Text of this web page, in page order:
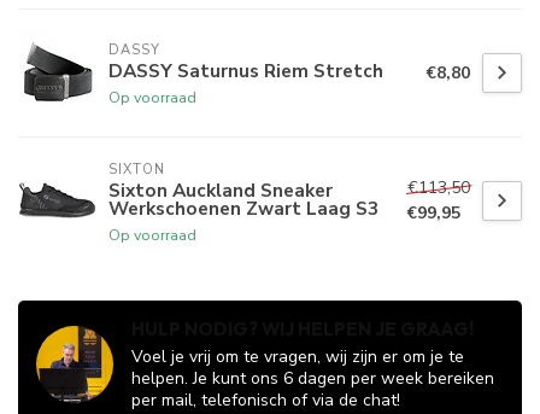
DASSY
DASSY Saturnus Riem Stretch
Op voorraad
€8,80
SIXTON
Sixton Auckland Sneaker
Werkschoenen Zwart Laag S3
Op voorraad
€113,50
€99,95
Voel je vrij om te vragen, wij zijn er om je te
helpen. Je kunt ons 6 dagen per week bereiken
per mail, telefonisch of via de chat!